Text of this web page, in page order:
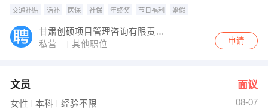
交通补贴 话补 医保 社保 年终奖 节日福利 婚假
甘肃创硕项目管理咨询有限责任公司
私营
其他职位 申请
文员 面议
女性 本科 经验不限 08-07